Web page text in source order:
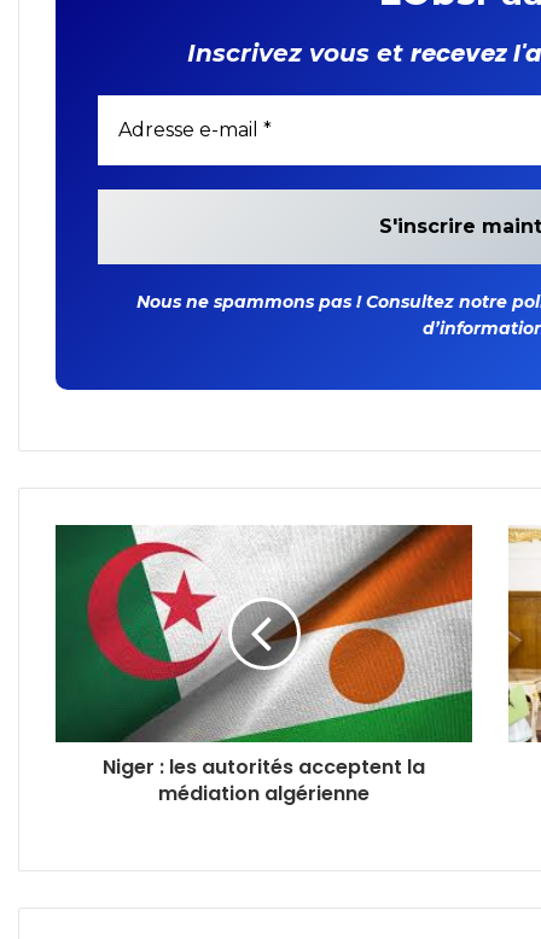
Inscrivez vous et recevez
Nous ne spammons pas ! Consultez notre
Niger : les autorités acceptent la
médiation algérienne